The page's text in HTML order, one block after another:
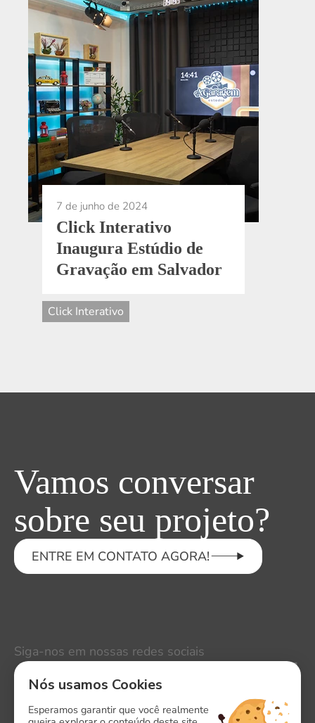
7 de junho de 2024
Click Interativo
Inaugura Estúdio de
Gravação em Salvador
Click Interativo
Vamos conversar
sobre seu projeto?
ENTRE EM CONTATO AGORA!
Siga-nos em nossas redes sociais
LinkedIn
Instagram
Nós usamos Cookies
Esperamos garantir que você realmente